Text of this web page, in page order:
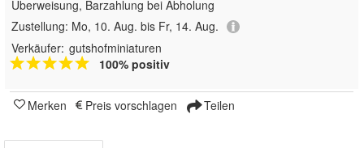
Überweisung, Barzahlung bei Abholung
Zustellung: Mo, 10. Aug. bis Fr, 14. Aug.
Verkäufer: gutshofminiaturen
100% positiv
Merken Preis vorschlagen Teilen